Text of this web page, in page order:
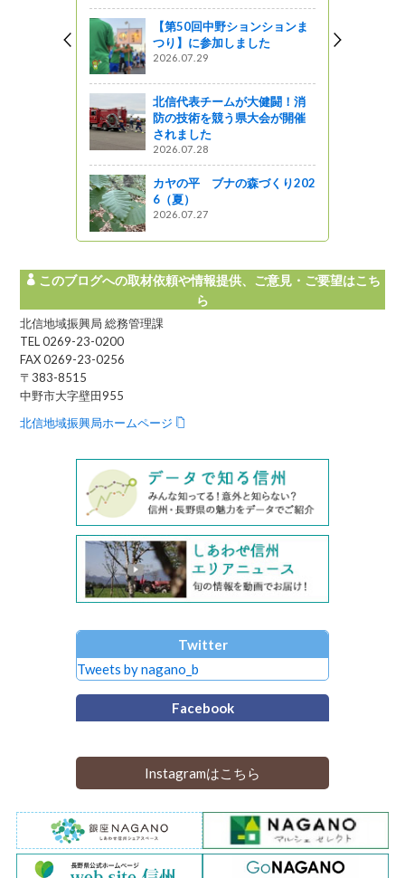
【第50回中野ションションま
つり】に参加しました
2026.07.29
北信代表チームが大健闘！消
防の技術を競う県大会が開催
されました
2026.07.28
カヤの平 ブナの森づくり202
6（夏）
2026.07.27
このブログへの取材依頼や情報提供、ご意見・ご要望はこち
ら
北信地域振興局 総務管理課
TEL 0269-23-0200
FAX 0269-23-0256
〒383-8515
中野市大字壁田955
北信地域振興局ホームページ
Twitter
Tweets by nagano_b
Facebook
Instagramはこちら